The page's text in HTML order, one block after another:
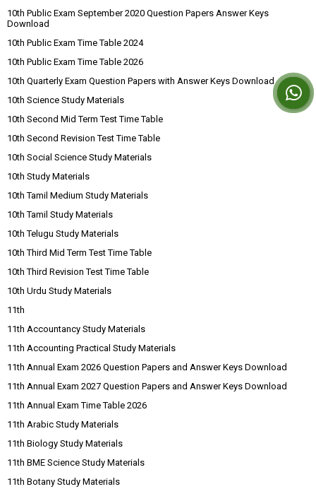
10th Public Exam September 2020 Question Papers Answer Keys
Download
10th Public Exam Time Table 2024
10th Public Exam Time Table 2026
10th Quarterly Exam Question Papers with Answer Keys Download
10th Science Study Materials
10th Second Mid Term Test Time Table
10th Second Revision Test Time Table
10th Social Science Study Materials
10th Study Materials
10th Tamil Medium Study Materials
10th Tamil Study Materials
10th Telugu Study Materials
10th Third Mid Term Test Time Table
10th Third Revision Test Time Table
10th Urdu Study Materials
11th
11th Accountancy Study Materials
11th Accounting Practical Study Materials
11th Annual Exam 2026 Question Papers and Answer Keys Download
11th Annual Exam 2027 Question Papers and Answer Keys Download
11th Annual Exam Time Table 2026
11th Arabic Study Materials
11th Biology Study Materials
11th BME Science Study Materials
11th Botany Study Materials